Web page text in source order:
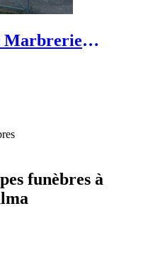
Marbrerie
funèbres à